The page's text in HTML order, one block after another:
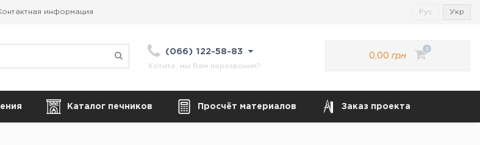
информация Рус Укр
(066) 122-58-83
Хотите, мы Вам перезвоним?
0,00 грн
0
Каталог печников Просчёт материалов Заказ проекта